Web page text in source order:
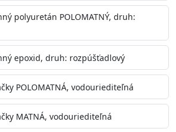
polyuretán POLOMATNÝ, druh:
epoxid, druh: rozpúšťadlový
POLOMATNÁ, vodouriediteľná
MATNÁ, vodouriediteľná